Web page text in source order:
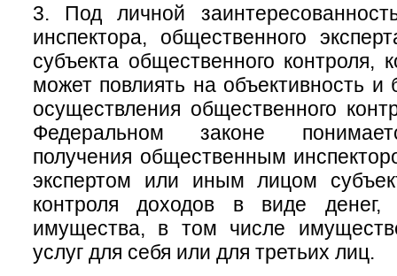
3. Под личной
инспектора, общественного
субъекта общественного контроля,
может повлиять на объективность и
осуществления общественного
Федеральном законе
получения общественным
экспертом или иным лицом
контроля доходов в виде денег,
имущества, в том числе
услуг для себя или для третьих лиц.